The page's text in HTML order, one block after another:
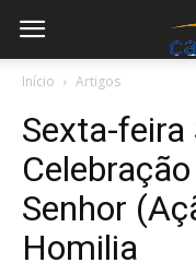
Início Artigos
Sexta-
Senhor
Homilia